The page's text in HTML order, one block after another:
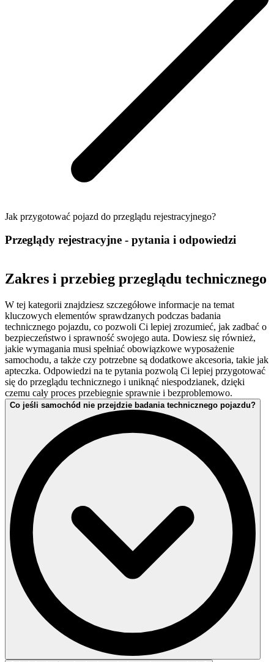
Jak przygotować pojazd do przeglądu rejestracyjnego?
Przeglądy rejestracyjne - pytania i odpowiedzi
Zakres i przebieg przeglądu technicznego
W tej kategorii znajdziesz szczegółowe informacje na temat
kluczowych elementów sprawdzanych podczas badania
technicznego pojazdu, co pozwoli Ci lepiej zrozumieć, jak zadbać o
bezpieczeństwo i sprawność swojego auta. Dowiesz się również,
jakie wymagania musi spełniać obowiązkowe wyposażenie
samochodu, a także czy potrzebne są dodatkowe akcesoria, takie jak
apteczka. Odpowiedzi na te pytania pozwolą Ci lepiej przygotować
się do przeglądu technicznego i uniknąć niespodzianek, dzięki
czemu cały proces przebiegnie sprawnie i bezproblemowo.
Co jeśli samochód nie przejdzie badania technicznego pojazdu?